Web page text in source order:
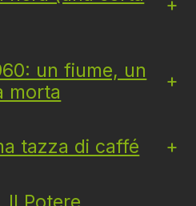
+
un fiume, un
morta
+
tazza di caffé +